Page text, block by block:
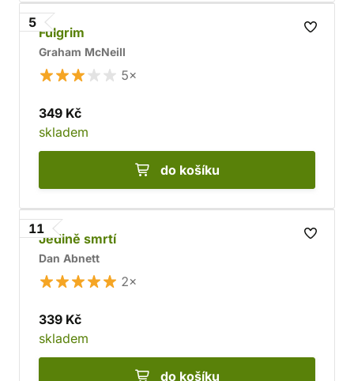
5
Fulgrim
Graham McNeill
5×
349 Kč
skladem
do košíku
11
Jedině smrtí
Dan Abnett
2×
339 Kč
skladem
do košíku